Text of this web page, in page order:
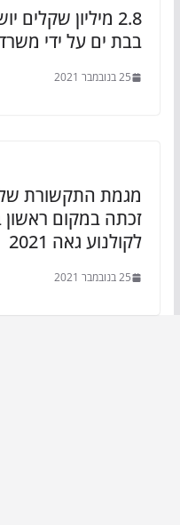
2.8 מיליון
בבת ים על ידי משרד
25 בנובמבר 2021
מגמת התקשורת של
זכתה במקום ראשון
לקולנוע גאה 2021
25 בנובמבר 2021